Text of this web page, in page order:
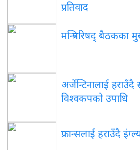
प्रतिवाद
मन्त्रिपरिषद् बैठकका
अर्जेन्टिनालाई
विश्वकपको उपाधि
फ्रान्सलाई हराउँदै